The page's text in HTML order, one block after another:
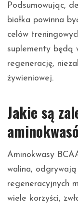
Podsumowując,
białka powinna
celów
suplementy będą
regenerację,
żywieniowej.
Jakie są
Aminokwasy
walina,
regeneracyjnych
wiele korzyści,